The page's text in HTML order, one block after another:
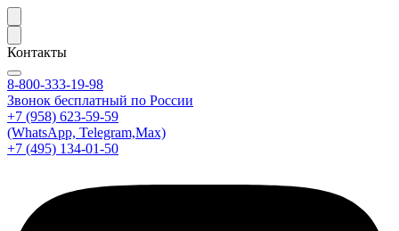
Контакты
8-800-333-19-98
Звонок бесплатный по России
+7 (958) 623-59-59
(WhatsApp, Telegram,Max)
+7 (495) 134-01-50